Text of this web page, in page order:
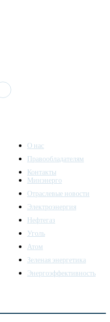
О нас
Правообладателям
Контакты
Минэнерго
Отраслевые новости
Электроэнергия
Нефтегаз
Уголь
Атом
Зеленая энергетика
Энергоэффективность